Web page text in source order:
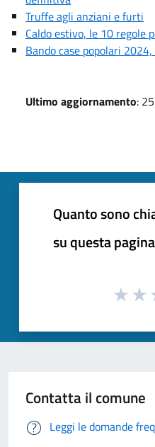
Truffe agli anziani e furti
Caldo estivo, le 10 regole
Bando case popolari
Ultimo aggiornamento:
Quanto sono
su questa
Contatta il comune
Leggi le domande